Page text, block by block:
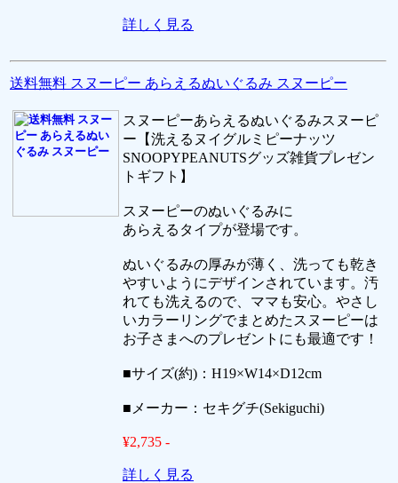
詳しく見る
送料無料 スヌーピー あらえるぬいぐるみ スヌーピー
スヌーピーあらえるぬいぐるみスヌーピ
ー【洗えるヌイグルミピーナッツ
SNOOPYPEANUTSグッズ雑貨プレゼン
トギフト】
スヌーピーのぬいぐるみに
あらえるタイプが登場です。
ぬいぐるみの厚みが薄く、洗っても乾き
やすいようにデザインされています。汚
れても洗えるので、ママも安心。やさし
いカラーリングでまとめたスヌーピーは
お子さまへのプレゼントにも最適です！
■サイズ(約)：H19×W14×D12cm
■メーカー：セキグチ(Sekiguchi)
¥2,735 -
詳しく見る